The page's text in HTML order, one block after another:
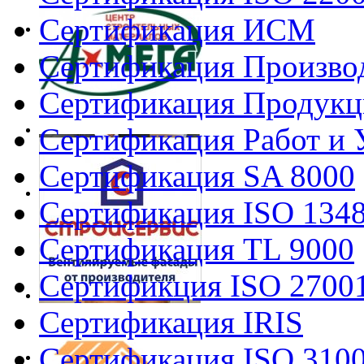
Сертификация ИСМ
Сертификация
Сертификация
Сертификация Работ и
Сертификация SA 8000
Сертификация ISO
Сертификация TL 9000
Сертификция ISO
Сертификация IRIS